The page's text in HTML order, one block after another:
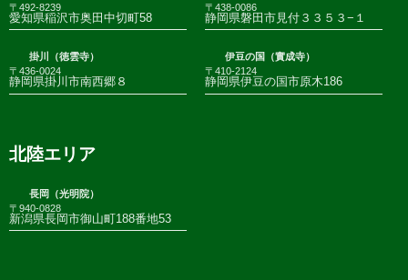
〒492-8239
愛知県稲沢市奥田中切町58
〒438-0086
静岡県磐田市見付３３５３−１
掛川（徳雲寺）
〒436-0024
静岡県掛川市南西郷８
伊豆の国（實成寺）
〒410-2124
静岡県伊豆の国市原木186
北陸エリア
長岡（光明院）
〒940-0828
新潟県長岡市御山町188番地53